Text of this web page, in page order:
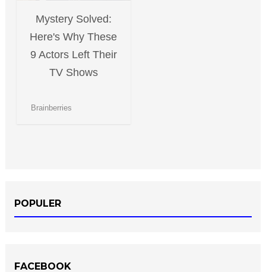
POPULER
FACEBOOK